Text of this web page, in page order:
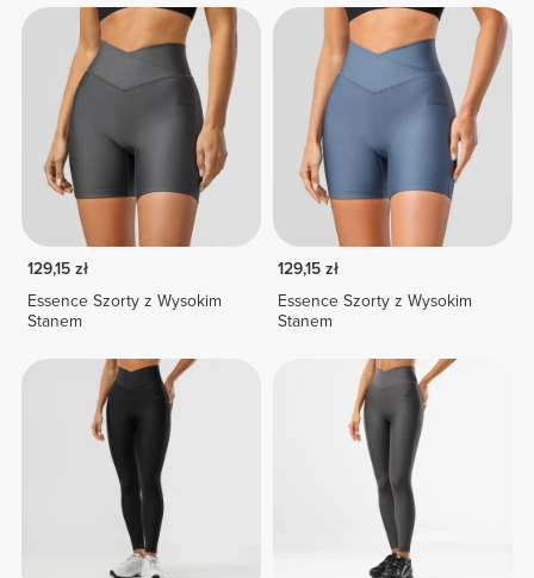
129,15 zł
Essence Szorty z Wysokim
Stanem
129,15 zł
Essence Szorty z Wysokim
Stanem